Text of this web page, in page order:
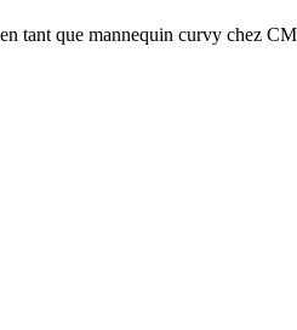
tant que mannequin curvy chez